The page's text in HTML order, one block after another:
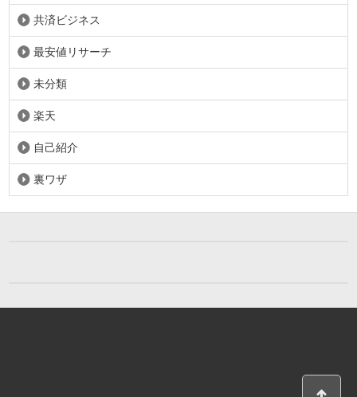
共済ビジネス
最安値リサーチ
未分類
楽天
自己紹介
裏ワザ